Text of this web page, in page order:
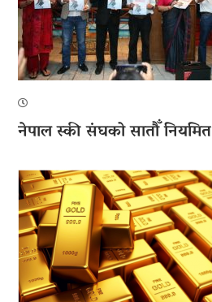
नेपाल स्की संघको सातौँ